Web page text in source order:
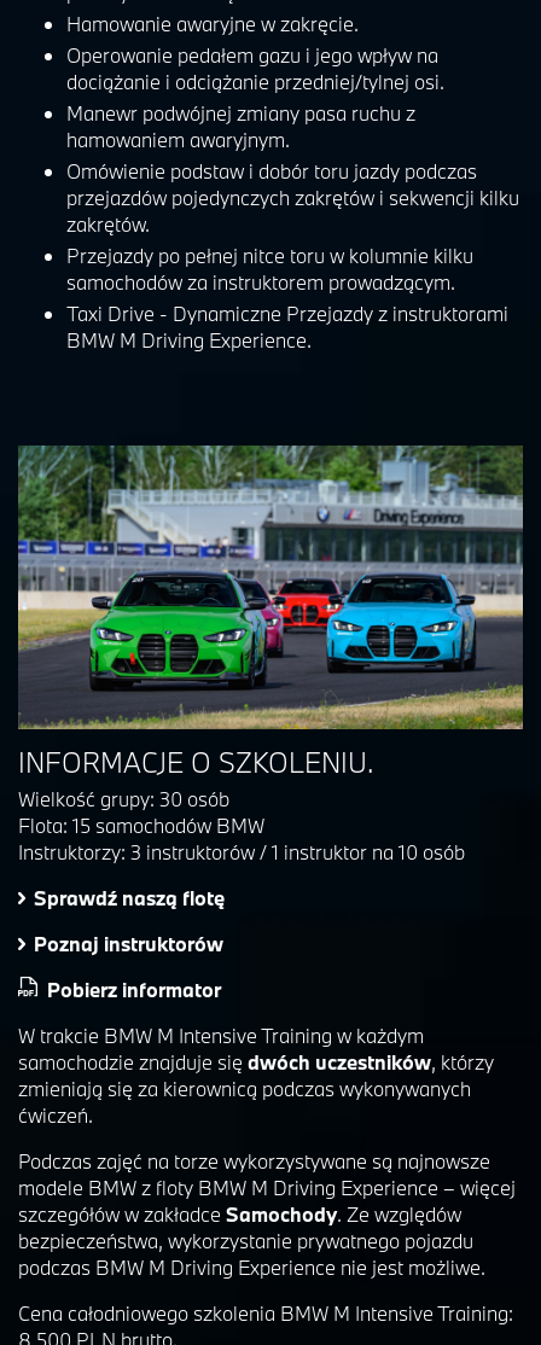
Hamowanie awaryjne w zakręcie.
Operowanie pedałem gazu i jego wpływ na
dociążanie i odciążanie przedniej/tylnej osi.
Manewr podwójnej zmiany pasa ruchu z
hamowaniem awaryjnym.
Omówienie podstaw i dobór toru jazdy podczas
przejazdów pojedynczych zakrętów i sekwencji kilku
zakrętów.
Przejazdy po pełnej nitce toru w kolumnie kilku
samochodów za instruktorem prowadzącym.
Taxi Drive - Dynamiczne Przejazdy z instruktorami
BMW M Driving Experience.
INFORMACJE O SZKOLENIU.
Wielkość grupy: 30 osób
Flota: 15 samochodów BMW
Instruktorzy: 3 instruktorów / 1 instruktor na 10 osób
Sprawdź naszą flotę
Poznaj instruktorów
Pobierz informator
W trakcie BMW M Intensive Training w każdym
samochodzie znajduje się dwóch uczestników, którzy
zmieniają się za kierownicą podczas wykonywanych
ćwiczeń.
Podczas zajęć na torze wykorzystywane są najnowsze
modele BMW z floty BMW M Driving Experience – więcej
szczegółów w zakładce Samochody. Ze względów
bezpieczeństwa, wykorzystanie prywatnego pojazdu
podczas BMW M Driving Experience nie jest możliwe.
Cena całodniowego szkolenia BMW M Intensive Training:
8 500 PLN brutto.